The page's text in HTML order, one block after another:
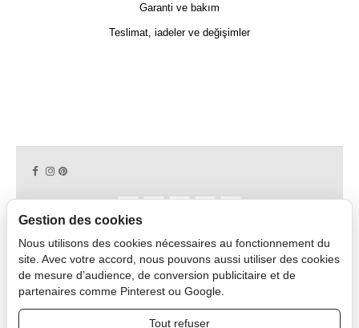
Garanti ve bakım
Teslimat, iadeler ve değişimler
Copyright © 2026 CAPDECO.
Profesyonel Alan
Gestion des cookies
Nous utilisons des cookies nécessaires au fonctionnement du
site. Avec votre accord, nous pouvons aussi utiliser des cookies
de mesure d’audience, de conversion publicitaire et de
partenaires comme Pinterest ou Google.
Tout refuser